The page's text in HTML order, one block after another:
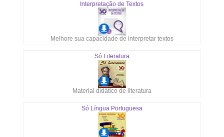
Interpretação de Textos
Melhore sua capacidade de interpretar textos
Só Literatura
Material didático de literatura
Só Língua Portuguesa